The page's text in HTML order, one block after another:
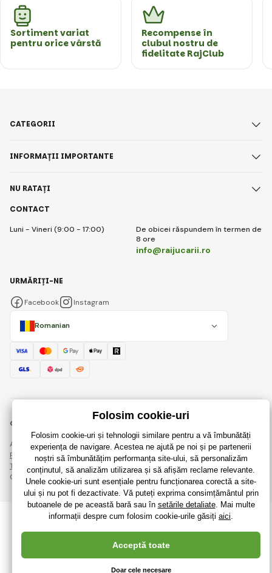
Sortiment variat
pentru orice vârstă
Recompense în
clubul nostru de
fidelitate RajClub
CONTACT
Luni - Vineri (9:00 - 17:00)
De obicei răspundem în termen de
8 ore
info@raijucarii.ro
CATEGORII
INFORMAȚII IMPORTANTE
NU RATAȚI
Romanian
URMĂRIȚI-NE
Facebook Instagram
© 2018 - 2026 RaiJucării.ro, Toate drepturile rezervate
Această pagină este protejată prin reCAPTCHA și se aplică
Regulile de protecție a datelor personale companiile Google și ale lor
Termeni și condiții
Crearea de magazine online eficiente de la
RIESENIA